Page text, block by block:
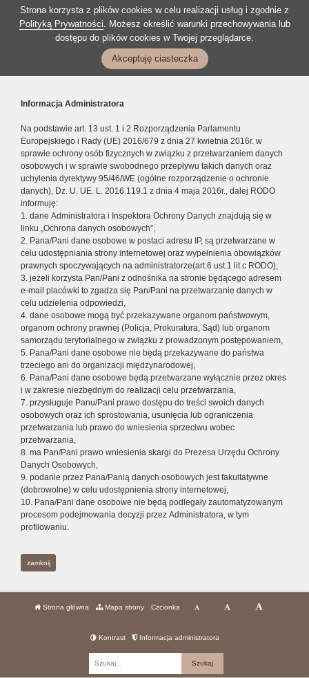
Strona korzysta z plików cookies w celu realizacji usług i zgodnie z
Polityką Prywatności. Możesz określić warunki przechowywania lub
dostępu do plików cookies w Twojej przeglądarce.
Akceptuję ciasteczka
Informacja Administratora
Na podstawie art. 13 ust. 1 i 2 Rozporządzenia Parlamentu
Europejskiego i Rady (UE) 2016/679 z dnia 27 kwietnia 2016r. w
sprawie ochrony osób fizycznych w związku z przetwarzaniem danych
osobowych i w sprawie swobodnego przepływu takich danych oraz
uchylenia dyrektywy 95/46/WE (ogólne rozporządzenie o ochronie
danych), Dz. U. UE. L. 2016.119.1 z dnia 4 maja 2016r., dalej RODO
informuję:
1. dane Administratora i Inspektora Ochrony Danych znajdują się w
linku „Ochrona danych osobowych”,
2. Pana/Pani dane osobowe w postaci adresu IP, są przetwarzane w
celu udostępniania strony internetowej oraz wypełnienia obowiązków
prawnych spoczywających na administratorze(art.6 ust.1 lit.c RODO),
3. jeżeli korzysta Pan/Pani z odnośnika na stronie będącego adresem
e-mail placówki to zgadza się Pan/Pani na przetwarzanie danych w
celu udzielenia odpowiedzi,
4. dane osobowe mogą być przekazywane organom państwowym,
organom ochrony prawnej (Policja, Prokuratura, Sąd) lub organom
samorządu terytorialnego w związku z prowadzonym postępowaniem,
5. Pana/Pani dane osobowe nie będą przekazywane do państwa
trzeciego ani do organizacji międzynarodowej,
6. Pana/Pani dane osobowe będą przetwarzane wyłącznie przez okres
i w zakresie niezbędnym do realizacji celu przetwarzania,
7. przysługuje Panu/Pani prawo dostępu do treści swoich danych
osobowych oraz ich sprostowania, usunięcia lub ograniczenia
przetwarzania lub prawo do wniesienia sprzeciwu wobec
przetwarzania,
8. ma Pan/Pani prawo wniesienia skargi do Prezesa Urzędu Ochrony
Danych Osobowych,
9. podanie przez Pana/Panią danych osobowych jest fakultatywne
(dobrowolne) w celu udostępnienia strony internetowej,
10. Pana/Pani dane osobowe nie będą podlegały zautomatyzowanym
procesom podejmowania decyzji przez Administratora, w tym
profilowaniu.
zamknij
Strona główna Mapa strony Czcionka
Kontrast Informacja administratora